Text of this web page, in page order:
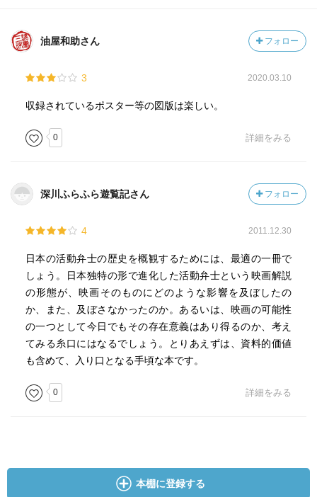
油屋和助さん フォロー
3 2020.03.10
収録されているポスター等の図版は楽しい。
0 詳細をみる
深川ふらふら遊覧記さん フォロー
4 2011.12.30
日本の活動弁士の歴史を概観するためには、最適の一冊で
しょう。日本独特の形で進化した活動弁士という映画解説
の形態が、映画そのものにどのような影響を及ぼしたの
か、また、及ぼさなかったのか。あるいは、映画の可能性
の一つとして今日でもその存在意義はあり得るのか、考え
てみる糸口にはなるでしょう。とりあえずは、資料的価値
も含めて、入り口となる手頃な本です。
0 詳細をみる
本棚に登録する